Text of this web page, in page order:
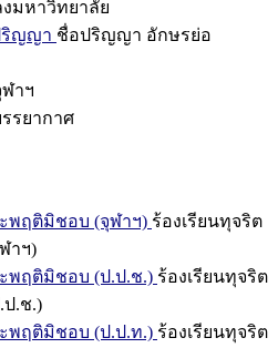
งมหาวิทยาลัย
ริญญา ชื่อปริญญา อักษรย่อ
าฯ
รยากาศ
พฤติมิชอบ (จุฬาฯ) ร้องเรียนทุจริต
าฯ)
พฤติมิชอบ (ป.ป.ช.) ร้องเรียนทุจริต
.ช.)
พฤติมิชอบ (ป.ป.ท.) ร้องเรียนทุจริต